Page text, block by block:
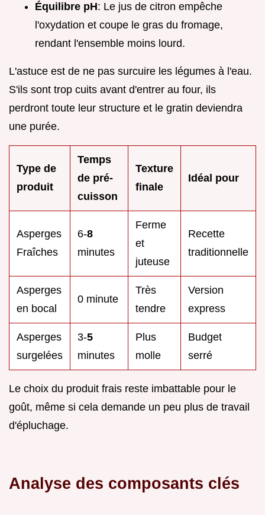
Équilibre pH: Le jus de citron empêche
l'oxydation et coupe le gras du fromage,
rendant l'ensemble moins lourd.
L'astuce est de ne pas surcuire les légumes à l'eau.
S'ils sont trop cuits avant d'entrer au four, ils
perdront toute leur structure et le gratin deviendra
une purée.
Type de
produit
Temps
de pré-
cuisson
Texture
finale
Idéal pour
Asperges
Fraîches
6-8
minutes
Ferme
et
juteuse
Recette
traditionnelle
Asperges
en bocal
0 minute
Très
tendre
Version
express
Asperges
surgelées
3-5
minutes
Plus
molle
Budget
serré
Le choix du produit frais reste imbattable pour le
goût, même si cela demande un peu plus de travail
d'épluchage.
Analyse des composants clés